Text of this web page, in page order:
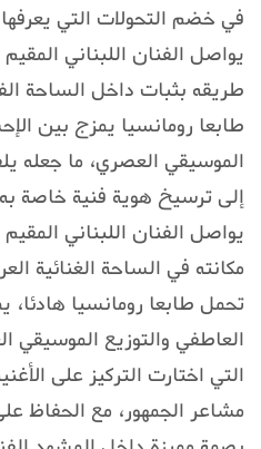
في خضم التحولات التي
يواصل الفنان اللبناني
طريقه بثبات داخل الساحة
طابعا رومانسيا يمزج بين
الموسيقي العصري، ما جعله
إلى ترسيخ هوية فنية خاصة
يواصل الفنان اللبناني
مكانته في الساحة الغنائية
تحمل طابعا رومانسيا
العاطفي والتوزيع
التي اختارت التركيز على
مشاعر الجمهور، مع الحفاظ